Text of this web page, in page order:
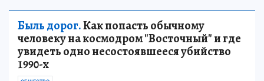
Быль дорог.Как попасть обычному
человеку на космодром "Восточный" и где
увидеть одно несостоявшееся убийство
1990-х